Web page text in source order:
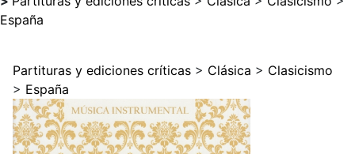
España
Partituras y ediciones críticas > Clásica > Clasicismo
> España